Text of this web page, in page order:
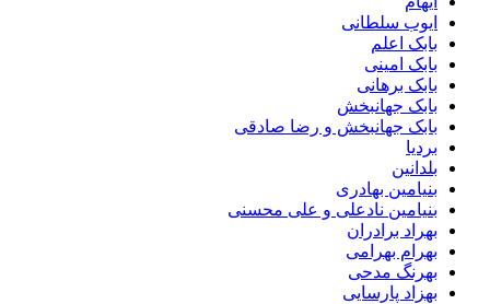
ایوب سلطانی
بابک اعلم
بابک امینی
بابک برهانی
بابک جهانبخش
بابک جهانبخش و رضا صادقی
بردیا
بلدانین
بنیامین بهادری
بنیامین نادعلی و علی محسنی
بهراد برادران
بهرام بهرامی
بهرنگ مدحی
بهزاد پارسایی